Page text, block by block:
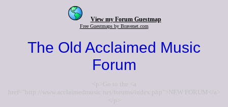
View my Forum Guestmap
Free Guestmaps by Bravenet.com
The Old Acclaimed Music
Forum
<p>Go to the <a
href="http://www.acclaimedmusic.net/forums/index.php">NEW FORUM</a>
</p>